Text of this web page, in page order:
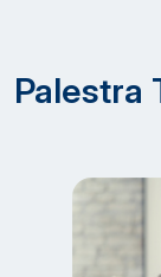
Palestra